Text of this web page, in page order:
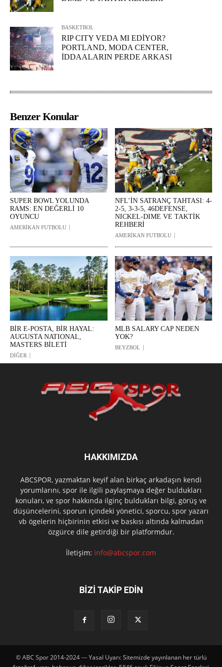
BASKETBOL
RIP CITY VEDA MI EDİYOR?
PORTLAND, MODA CENTER,
İDDAALARIN PERDE ARKASI
Benzer Konular
SUPER BOWL YOLUNDA
RAMS: EN DEĞERLİ 10
OYUNCU
AMERİKAN FUTBOLU
NFL’İN SATRANÇ TAHTASI: 4-
2-5, 3-3-5, 46DEFENSE,
NICKEL-DIME VE TAKTİK
REHBERİ
AMERİKAN FUTBOLU
BİR E-POSTA, BİR HAYAL:
AUGUSTA NATIONAL,
MASTERS BİLETİ
DİĞER
MLB SALARY CAP NEDEN
YOK?
BEYZBOL
HAKKIMIZDA
ABCSPOR, yazmaktan keyif alan birkaç arkadaşın kendi
yorumlarını, spor ile ilgili paylaşmaya değer buldukları
konuları, ve spor hakkında ilginç buldukları bilgi, görüş ve
düşüncelerini, sporun içindeki yönetici, sporcu, spor yazarı
vb ögelerin hiçbirinin etkisi ve baskısı altında kalmadan
özgürce dile getirdiği bir platformdur.
İletişim: info@abcspor.com
BİZİ TAKİP EDİN
© ABC Spor 2014-2024 --- Yasal Uyarı: Sitemizde yayınlanan her türlü